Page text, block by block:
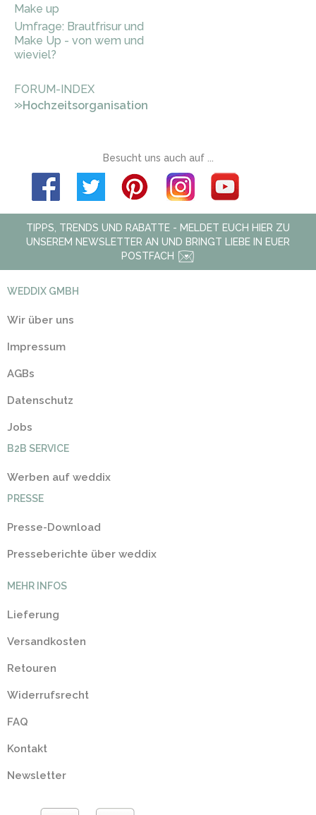
Make up
Umfrage: Brautfrisur und
Make Up - von wem und
wieviel?
FORUM-INDEX
»Hochzeitsorganisation
Besucht uns auch auf ...
TIPPS, TRENDS UND RABATTE - MELDET EUCH HIER ZU
UNSEREM NEWSLETTER AN UND BRINGT LIEBE IN EUER
POSTFACH
WEDDIX GMBH
Wir über uns
Impressum
AGBs
Datenschutz
Jobs
B2B SERVICE
Werben auf weddix
PRESSE
Presse-Download
Presseberichte über weddix
MEHR INFOS
Lieferung
Versandkosten
Retouren
Widerrufsrecht
FAQ
Kontakt
Newsletter